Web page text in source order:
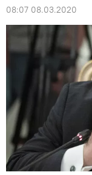
08:07 08.03.2020